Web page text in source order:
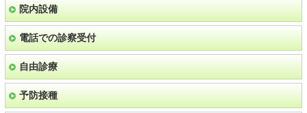
院内設備
電話での診察受付
自由診療
予防接種